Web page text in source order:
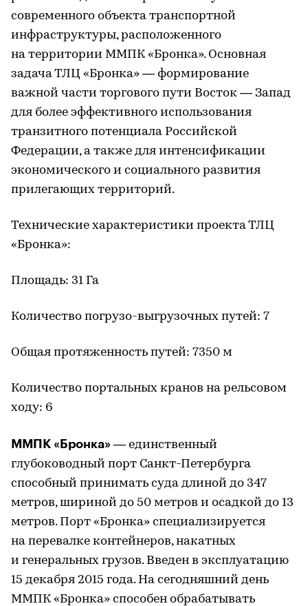
современного объекта транспортной
инфраструктуры, расположенного
на территории ММПК «Бронка». Основная
задача ТЛЦ «Бронка» — формирование
важной части торгового пути Восток — Запад
для более эффективного использования
транзитного потенциала Российской
Федерации, а также для интенсификации
экономического и социального развития
прилегающих территорий.
Технические характеристики проекта ТЛЦ
«Бронка»:
Площадь: 31 Га
Количество погрузо-выгрузочных путей: 7
Общая протяженность путей: 7350 м
Количество портальных кранов на рельсовом
ходу: 6
ММПК «Бронка» — единственный
глубоководный порт Санкт-Петербурга
способный принимать суда длиной до 347
метров, шириной до 50 метров и осадкой до 13
метров. Порт «Бронка» специализируется
на перевалке контейнеров, накатных
и генеральных грузов. Введен в эксплуатацию
15 декабря 2015 года. На сегодняшний день
ММПК «Бронка» способен обрабатывать